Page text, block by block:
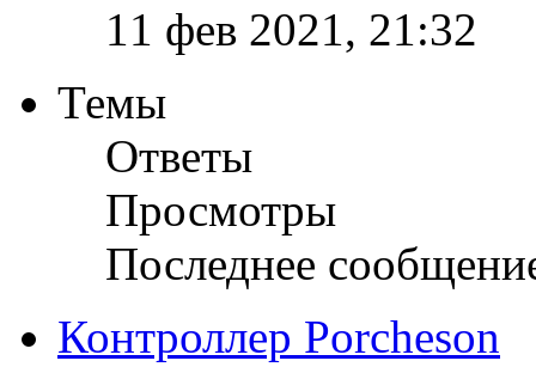
11 фев 2021, 21:32
Темы
Ответы
Просмотры
Последнее
Контроллер Porcheson